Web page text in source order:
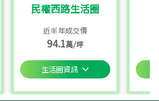
民權西路生活圈
近半年成交價
94.1萬/坪
生活圈資訊